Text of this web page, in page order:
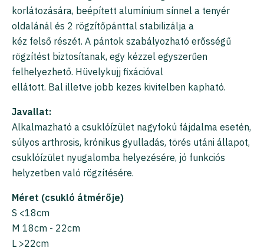
korlátozására, beépített alumínium sínnel a tenyér
oldalánál és 2 rögzítőpánttal stabilizálja a
kéz felső részét. A pántok szabályozható erősségű
rögzítést biztosítanak, egy kézzel egyszerűen
felhelyezhető. Hüvelykujj fixációval
ellátott. Bal illetve jobb kezes kivitelben kapható.
Javallat:
Alkalmazható a csuklóízület nagyfokú fájdalma esetén,
súlyos arthrosis, krónikus gyulladás, törés utáni állapot,
csuklóízület nyugalomba helyezésére, jó funkciós
helyzetben való rögzítésére.
Méret (csukló átmérője)
S <18cm
M 18cm - 22cm
L >22cm